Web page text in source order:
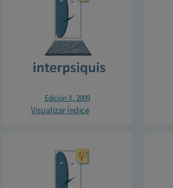
Edición X, 2009
Visualizar Índice